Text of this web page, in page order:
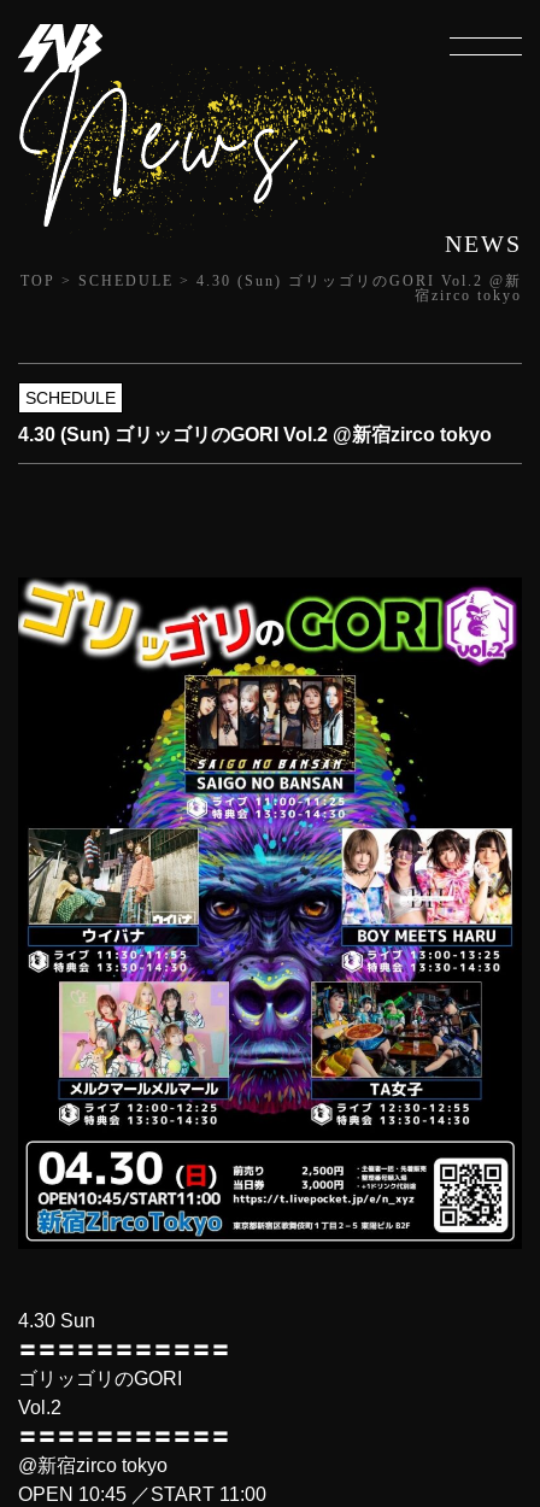
NEWS
TOP > SCHEDULE > 4.30 (Sun) ゴリッゴリのGORI Vol.2 @新
宿zirco tokyo
SCHEDULE
4.30 (Sun) ゴリッゴリのGORI Vol.2 @新宿zirco tokyo
4.30 Sun
〓〓〓〓〓〓〓〓〓〓〓
ゴリッゴリのGORI
Vol.2
〓〓〓〓〓〓〓〓〓〓〓
@新宿zirco tokyo
OPEN 10:45 ／START 11:00